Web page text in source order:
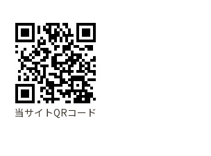
当サイトQRコード